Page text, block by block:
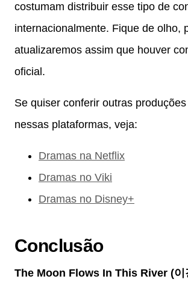
costumam distribuir esse tipo de
internacionalmente. Fique de olho,
atualizaremos assim que houver
oficial.
Se quiser conferir outras
nessas plataformas, veja:
Dramas na Netflix
Dramas no Viki
Dramas no Disney+
Conclusão
The Moon Flows In This River (이